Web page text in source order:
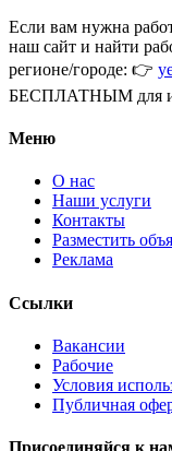
Если вам нужна
наш сайт и найти
регионе/городе: 👉
БЕСПЛАТНЫМ для
Меню
О нас
Наши услуги
Контакты
Разместить
Реклама
Ссылки
Вакансии
Рабочие
Условия
Публичная